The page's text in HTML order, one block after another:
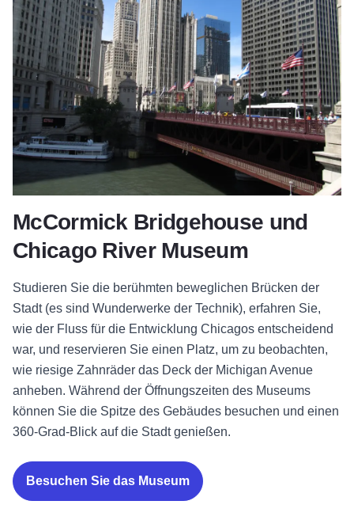
McCormick Bridgehouse und
Chicago River Museum
Studieren Sie die berühmten beweglichen Brücken der
Stadt (es sind Wunderwerke der Technik), erfahren Sie,
wie der Fluss für die Entwicklung Chicagos entscheidend
war, und reservieren Sie einen Platz, um zu beobachten,
wie riesige Zahnräder das Deck der Michigan Avenue
anheben. Während der Öffnungszeiten des Museums
können Sie die Spitze des Gebäudes besuchen und einen
360-Grad-Blick auf die Stadt genießen.
Besuchen Sie das Museum